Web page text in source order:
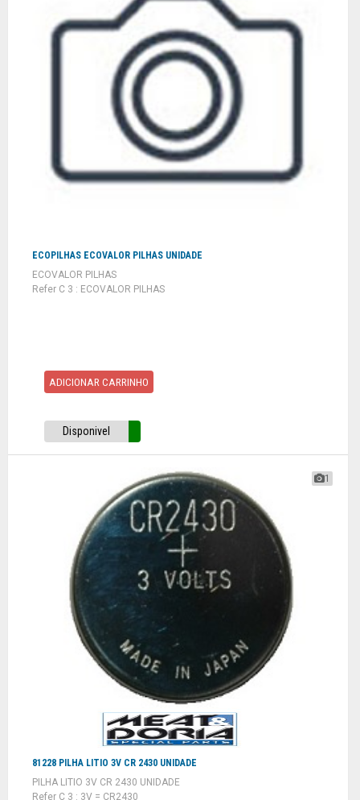
ECOPILHAS ECOVALOR PILHAS UNIDADE
ECOVALOR PILHAS
Refer C 3 : ECOVALOR PILHAS
ADICIONAR CARRINHO
Disponivel
1
81228 PILHA LITIO 3V CR 2430 UNIDADE
PILHA LITIO 3V CR 2430 UNIDADE
Refer C 3 : 3V = CR2430